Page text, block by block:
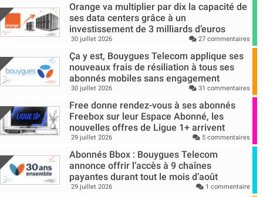
Orange va multiplier par dix la capacité de
ses data centers grâce à un
investissement de 3 milliards d’euros
30 juillet 2026 27 commentaires
Ça y est, Bouygues Telecom applique ses
nouveaux frais de résiliation à tous ses
abonnés mobiles sans engagement
30 juillet 2026 31 commentaires
Free donne rendez-vous à ses abonnés
Freebox sur leur Espace Abonné, les
nouvelles offres de Ligue 1+ arrivent
29 juillet 2026 5 commentaires
Abonnés Bbox : Bouygues Telecom
annonce offrir l’accès à 9 chaînes
payantes durant tout le mois d’août
29 juillet 2026 1 commentaire